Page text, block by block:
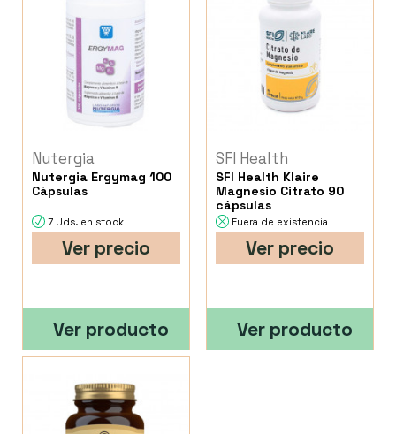
Nutergia
Nutergia Ergymag 100
Cápsulas
7 Uds. en stock
Ver precio
Ver producto
SFI Health
SFI Health Klaire
Magnesio Citrato 90
cápsulas
Fuera de existencia
Ver precio
Ver producto